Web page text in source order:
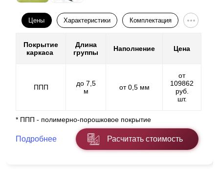
Цены Характеристики Комплектация
Покрытие
каркаса
Длина
группы
Наполнение Цена
ППП
до 7,5
м
от 0,5 мм
от
109862
руб.
шт.
* ППП - полимерно-порошковое покрытие
Подробнее Расчитать стоимость